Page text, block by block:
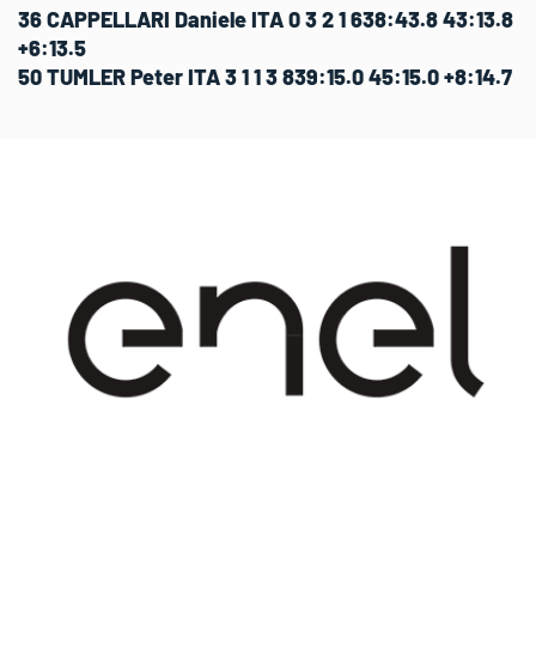
36 CAPPELLARI Daniele ITA 0 3 2 1 638:43.8 43:13.8
+6:13.5
50 TUMLER Peter ITA 3 1 1 3 839:15.0 45:15.0 +8:14.7